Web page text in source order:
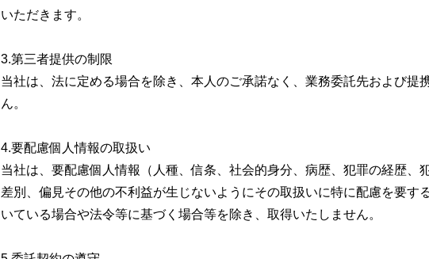
いただきます。
3.第三者提供の制限
当社は、法に定める場合を除き、本人のご承諾なく、業務委託先および提
ん。
4.要配慮個人情報の取扱い
当社は、要配慮個人情報（人種、信条、社会的身分、病歴、犯罪の経歴、
差別、偏見その他の不利益が生じないようにその取扱いに特に配慮を要
いている場合や法令等に基づく場合等を除き、取得いたしません。